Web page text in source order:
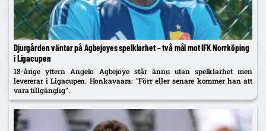
Djurgården väntar på Agbejoyes spelklarhet – två mål mot IFK Norrköping
i Ligacupen
18-årige yttern Angelo Agbejoye står ännu utan spelklarhet men
levererar i Ligacupen. Honkavaara: "Förr eller senare kommer han att
vara tillgänglig".